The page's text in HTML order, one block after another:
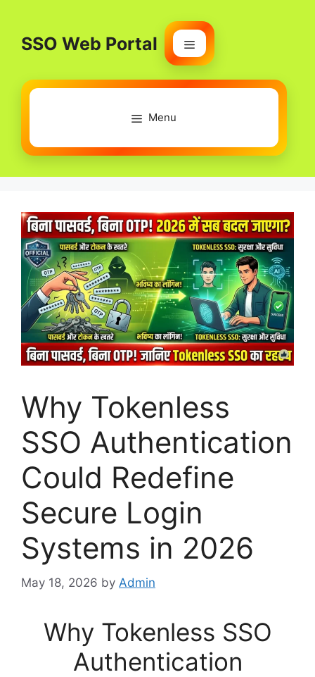
contentSSO Web Portal
Menu
Menu
Why Tokenless
SSO Authentication
Could Redefine
Secure Login
Systems in 2026
May 18, 2026 by Admin
Why Tokenless SSO
Authentication